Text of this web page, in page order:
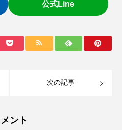
公式Line
次の記事
ント